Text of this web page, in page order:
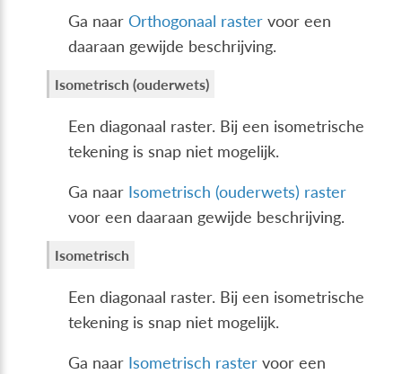
Ga naarOrthogonaal raster voor een
daaraan gewijde beschrijving.
Isometrisch (ouderwets)
Een diagonaal raster. Bij een isometrische
tekening is snap niet mogelijk.
Ga naar Isometrisch (ouderwets) raster
voor een daaraan gewijde beschrijving.
Isometrisch
Een diagonaal raster. Bij een isometrische
tekening is snap niet mogelijk.
Ga naar Isometrisch raster voor een